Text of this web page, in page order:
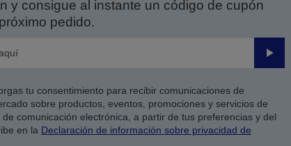
y consigue al instante un código de cupón
pedido.
Enviar
tu consentimiento para recibir comunicaciones de
sobre productos, eventos, promociones y servicios de
comunicación electrónica, a partir de tus preferencias y del
en la Declaración de información sobre privacidad de